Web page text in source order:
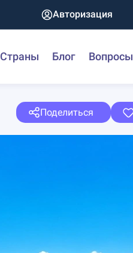
Авторизация
Страны Блог Вопросы
Поделиться